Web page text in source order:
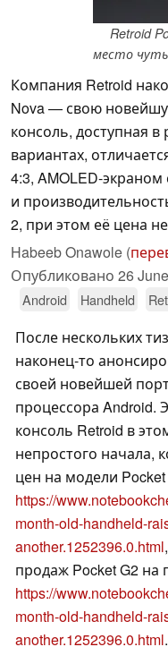
Retroid
место
Компания Retroid
Nova — свою
консоль, доступная
вариантах,
4:3, AMOLED-
и
2, при этом её цена
Habeeb Onawole (
Опубликовано 26
Android Handheld
После нескольких
наконец-то
своей новейшей
процессора Android.
консоль Retroid в
непростого начала,
цен на модели
https://
month-old-handheld-
another.1252396.0.html
продаж Pocket G2 на
https://
month-old-handheld-
another.1252396.0.html.